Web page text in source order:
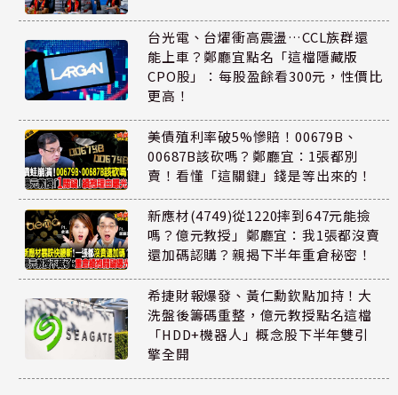
台光電、台燿衝高震盪…CCL族群還
能上車？鄭廳宜點名「這檔隱藏版
CPO股」：每股盈餘看300元，性價比
更高！
美債殖利率破5%慘賠！00679B、
00687B該砍嗎？鄭廳宜：1張都別
賣！看懂「這關鍵」錢是等出來的！
新應材(4749)從1220摔到647元能撿
嗎？億元教授」鄭廳宜：我1張都沒賣
還加碼認購？親揭下半年重倉秘密！
希捷財報爆發、黃仁勳欽點加持！大
洗盤後籌碼重整，億元教授點名這檔
「HDD+機器人」概念股下半年雙引
擎全開